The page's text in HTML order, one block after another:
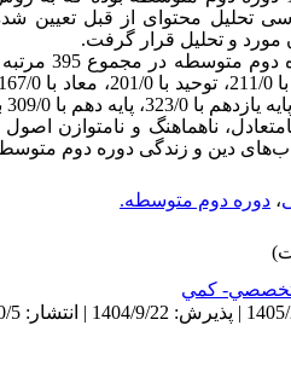
تحلیل محتوای از قبل تعیین
مورد و تحلیل قرار گرفت.
در
نامتعادل، ناهماهنگ و نامتوازن
دین و زندگی دوره دوم متوسطه
، دوره دوم متوسطه.
كمي